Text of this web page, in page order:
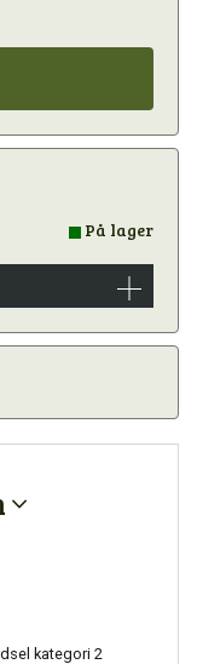
På lager
kategori 2